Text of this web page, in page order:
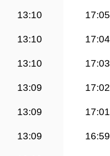
13:10 17:05
13:10 17:04
13:10 17:03
13:09 17:02
13:09 17:01
13:09 16:59